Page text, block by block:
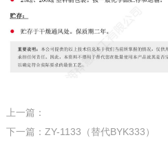
上一篇：
下一篇：ZY-1133（替代BYK333）